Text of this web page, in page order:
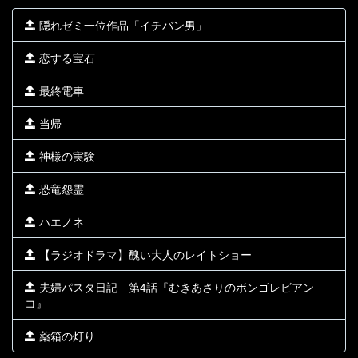
隠れゼミ一位作品「イチバン男」
恋する宝石
最終電車
当帰
神様の実験
恐竜怨霊
ハエノネ
【ラジオドラマ】醜い大人のレイトショー
夫婦パスタ日記 第4話『むきあさりのボンゴレビアン
コ』
薬箱の灯り